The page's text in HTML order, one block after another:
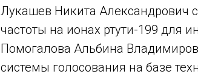
Лукашев Никита Александрович
частоты на ионах ртути-199 для
Помогалова Альбина
системы голосования на базе